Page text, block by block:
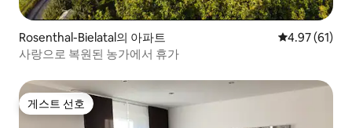
Rosenthal-Bielatal의 아파트 평점 4.97점
4.97 (61)
사랑으로 복원된 농가에서 휴가
게스트 선호
게스트 선호